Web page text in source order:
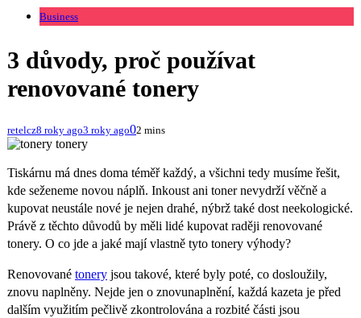
Business
3 důvody, proč používat
renovované tonery
retelcz8 roky ago3 roky ago02 mins
tonery
Tiskárnu má dnes doma téměř každý, a všichni tedy musíme řešit,
kde seženeme novou náplň. Inkoust ani toner nevydrží věčně a
kupovat neustále nové je nejen drahé, nýbrž také dost neekologické.
Právě z těchto důvodů by měli lidé kupovat raději renovované
tonery. O co jde a jaké mají vlastně tyto tonery výhody?
Renovované tonery jsou takové, které byly poté, co dosloužily,
znovu naplněny. Nejde jen o znovunaplnění, každá kazeta je před
dalším využitím pečlivě zkontrolována a rozbité části jsou